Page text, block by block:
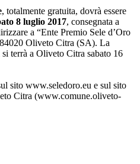
, totalmente gratuita, dovrà essere
8 luglio 2017, consegnata a
a “Ente Premio Sele d’Oro
Oliveto Citra (SA). La
terrà a Oliveto Citra sabato 16
sito www.seledoro.eu e sul sito
Citra (www.comune.oliveto-